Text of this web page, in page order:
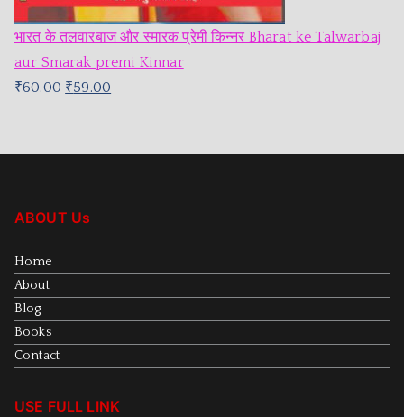
भारत के तलवारबाज और स्मारक प्रेमी किन्नर Bharat ke Talwarbaj
aur Smarak premi Kinnar
₹60.00 ₹59.00
ABOUT Us
Home
About
Blog
Books
Contact
USE FULL LINK